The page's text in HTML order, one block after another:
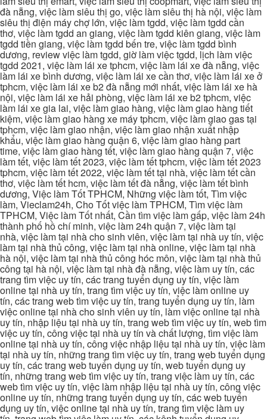
đà nẵng, việc làm siêu thị go, việc làm siêu thị hà nội, việc làm
siêu thị điện máy chợ lớn, việc làm tgdd, việc làm tgdd cần
thơ, việc làm tgdd an giang, việc làm tgdd kiên giang, việc làm
tgdd tiền giang, việc làm tgdd bến tre, việc làm tgdd bình
dương, review việc làm tgdd, giờ làm việc tgdd, lịch làm việc
tgdd 2021, việc làm lái xe tphcm, việc làm lái xe đà nẵng, việc
làm lái xe bình dương, việc làm lái xe cần thơ, việc làm lái xe ở
tphcm, việc làm lái xe b2 đà nẵng mới nhất, việc làm lái xe hà
nội, việc làm lái xe hải phòng, việc làm lái xe b2 tphcm, việc
làm lái xe gia lai, việc làm giao hàng, việc làm giao hàng tiết
kiệm, việc làm giao hàng xe máy tphcm, việc làm giao gas tại
tphcm, việc làm giao nhận, việc làm giao nhận xuất nhập
khẩu, việc làm giao hàng quận 6, việc làm giao hàng part
time, việc làm giao hàng tết, việc làm giao hàng quận 7, việc
làm tết, việc làm tết 2023, việc làm tết tphcm, việc làm tết 2023
tphcm, việc làm tết 2022, việc làm tết tại nhà, việc làm tết cần
thơ, việc làm tết hcm, việc làm tết đà nẵng, việc làm tết bình
dương, Việc làm Tốt TPHCM, Những việc làm tốt, Tìm việc
làm, Vieclam24h, Cho Tốt việc làm TPHCM, Tìm việc làm
TPHCM, Việc làm Tốt nhất, Cần tìm việc làm gấp, việc làm 24h
thành phố hồ chí minh, việc làm 24h quận 7, việc làm tại
nhà, việc làm tại nhà cho sinh viên, việc làm tại nhà uy tín, việc
làm tại nhà thủ công, việc làm tại nhà online, việc làm tại nhà
hà nội, việc làm tại nhà thủ công hóc môn, việc làm tại nhà thủ
công tại hà nội, việc làm tại nhà đà nẵng, việc làm uy tín, các
trang tìm việc uy tín, các trang tuyển dụng uy tín, việc làm
online tại nhà uy tín, trang tìm việc uy tín, việc làm online uy
tín, các trang web tìm việc uy tín, trang tuyển dụng uy tín, làm
việc online tại nhà cho sinh viên uy tín, làm việc online tại nhà
uy tín, nhập liệu tại nhà uy tín, trang web tìm việc uy tín, web tìm
việc uy tín, công việc tại nhà uy tín và chất lượng, tìm việc làm
online tại nhà uy tín, công việc nhập liệu tại nhà uy tín, việc làm
tại nhà uy tín, những trang tìm việc uy tín, trang web tuyển dụng
uy tín, các trang web tuyển dụng uy tín, web tuyển dụng uy
tín, những trang web tìm việc uy tín, trang việc làm uy tín, các
web tìm việc uy tín, việc làm nhập liệu tại nhà uy tín, công việc
online uy tín, những trang tuyển dụng uy tín, các web tuyển
dụng uy tín, việc online tại nhà uy tín, trang tìm việc làm uy